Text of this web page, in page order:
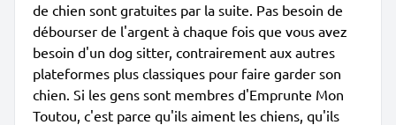
de chien sont gratuites par la suite. Pas besoin de
débourser de l'argent à chaque fois que vous avez
besoin d'un dog sitter, contrairement aux autres
plateformes plus classiques pour faire garder son
chien. Si les gens sont membres d'Emprunte Mon
Toutou, c'est parce qu'ils aiment les chiens, qu'ils